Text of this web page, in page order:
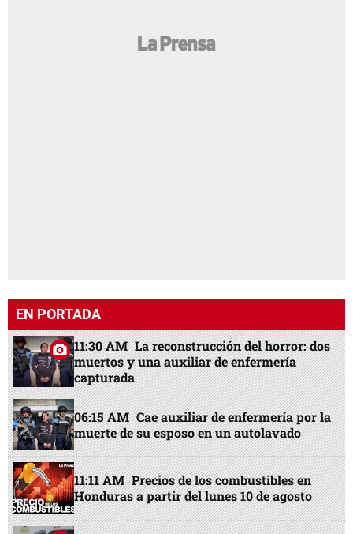
EN PORTADA
11:30 AM La reconstrucción del horror: dos
muertos y una auxiliar de enfermería
capturada
06:15 AM Cae auxiliar de enfermería por la
muerte de su esposo en un autolavado
11:11 AM Precios de los combustibles en
Honduras a partir del lunes 10 de agosto